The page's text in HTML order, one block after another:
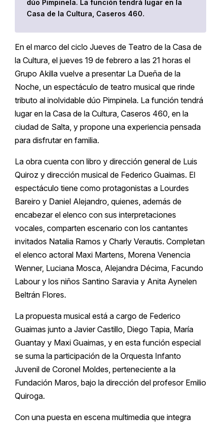
dúo Pimpinela. La función tendrá lugar en la
Casa de la Cultura, Caseros 460.
En el marco del ciclo Jueves de Teatro de la Casa de
la Cultura, el jueves 19 de febrero a las 21 horas el
Grupo Akilla vuelve a presentar La Dueña de la
Noche, un espectáculo de teatro musical que rinde
tributo al inolvidable dúo Pimpinela. La función tendrá
lugar en la Casa de la Cultura, Caseros 460, en la
ciudad de Salta, y propone una experiencia pensada
para disfrutar en familia.
La obra cuenta con libro y dirección general de Luis
Quiroz y dirección musical de Federico Guaimas. El
espectáculo tiene como protagonistas a Lourdes
Bareiro y Daniel Alejandro, quienes, además de
encabezar el elenco con sus interpretaciones
vocales, comparten escenario con los cantantes
invitados Natalia Ramos y Charly Verautis. Completan
el elenco actoral Maxi Martens, Morena Venencia
Wenner, Luciana Mosca, Alejandra Décima, Facundo
Labour y los niños Santino Saravia y Anita Aynelen
Beltrán Flores.
La propuesta musical está a cargo de Federico
Guaimas junto a Javier Castillo, Diego Tapia, María
Guantay y Maxi Guaimas, y en esta función especial
se suma la participación de la Orquesta Infanto
Juvenil de Coronel Moldes, perteneciente a la
Fundación Maros, bajo la dirección del profesor Emilio
Quiroga.
Con una puesta en escena multimedia que integra